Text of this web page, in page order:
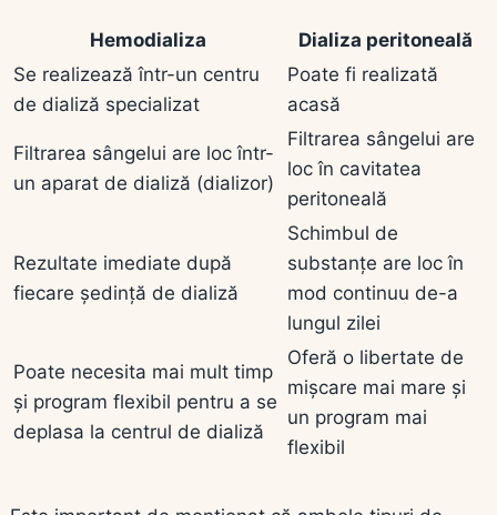
Hemodializa
Dializa peritoneală
Se realizează într-un centru
de dializă specializat
Poate fi realizată
acasă
Filtrarea sângelui are loc într-
un aparat de dializă (dializor)
Filtrarea sângelui are
loc în cavitatea
peritoneală
Rezultate imediate după
fiecare ședință de dializă
Schimbul de
substanțe are loc în
mod continuu de-a
lungul zilei
Poate necesita mai mult timp
și program flexibil pentru a se
deplasa la centrul de dializă
Oferă o libertate de
mișcare mai mare și
un program mai
flexibil